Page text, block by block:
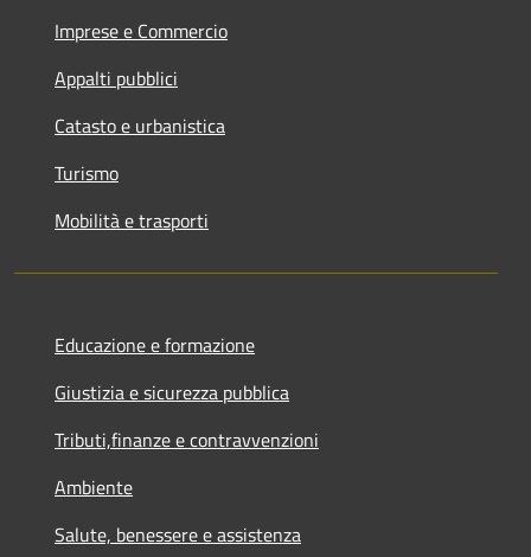
Imprese e Commercio
Appalti pubblici
Catasto e urbanistica
Turismo
Mobilità e trasporti
Educazione e formazione
Giustizia e sicurezza pubblica
Tributi,finanze e contravvenzioni
Ambiente
Salute, benessere e assistenza